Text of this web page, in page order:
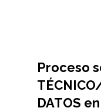
Proceso
DATOS